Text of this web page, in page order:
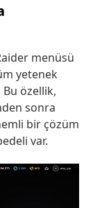
menüsü
yetenek
Bu özellik,
sonra
bir çözüm
var.